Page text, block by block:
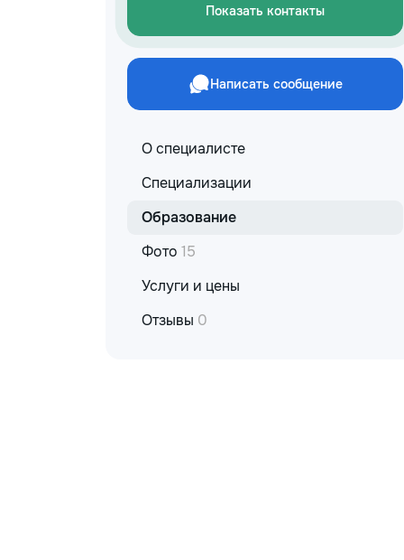
Показать контакты
Написать сообщение
О специалисте
Специализации
Образование
Фото 15
Услуги и цены
Отзывы 0